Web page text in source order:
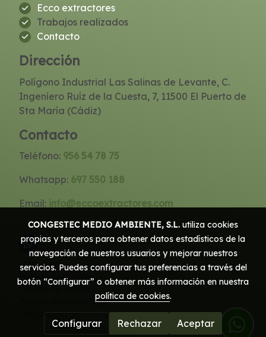
Ecco extractores
Trabajos realizados
Contacto
Dirección
Polígono Industrial Las Salinas de Levante, C.
Ingeníero Ruíz de la Cuesta, 7, 11500 El Puerto de
Sta María (Cádiz)
Contacto
Teléfono: 956 54 78 75
Whatsapp: 697 550 188
Email:
info@eccoextractores.com
Aviso legal
Política de cookies
Gestión de cookies
Política de privacidad
Declaración de accesibilidad
CONGESTEC MEDIO AMBIENTE, S.L. utiliza cookies
propias y terceros para obtener datos estadísticos de la
navegación de nuestros usuarios y mejorar nuestros
servicios. Puedes configurar tus preferencias a través del
botón “Configurar” o obtener más información en nuestra
política de cookies.
Configurar Rechazar Aceptar